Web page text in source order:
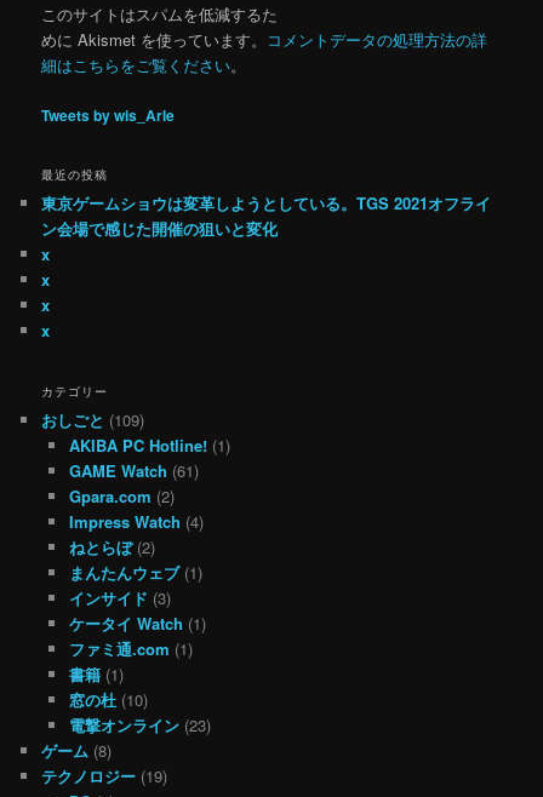
このサイトはスパムを低減するた
めに Akismet を使っています。 コメントデータの処理方法の詳
細はこちらをご覧ください。
Tweets by wis_Arle
最近の投稿
東京ゲームショウは変革しようとしている。TGS 2021オフライ
ン会場で感じた開催の狙いと変化
x
x
x
x
カテゴリー
おしごと (109)
AKIBA PC Hotline!(1)
GAME Watch (61)
Gpara.com (2)
Impress Watch (4)
ねとらぼ(2)
まんたんウェブ(1)
インサイド (3)
ケータイ Watch (1)
ファミ通.com (1)
書籍(1)
窓の杜(10)
電撃オンライン(23)
ゲーム (8)
テクノロジー (19)